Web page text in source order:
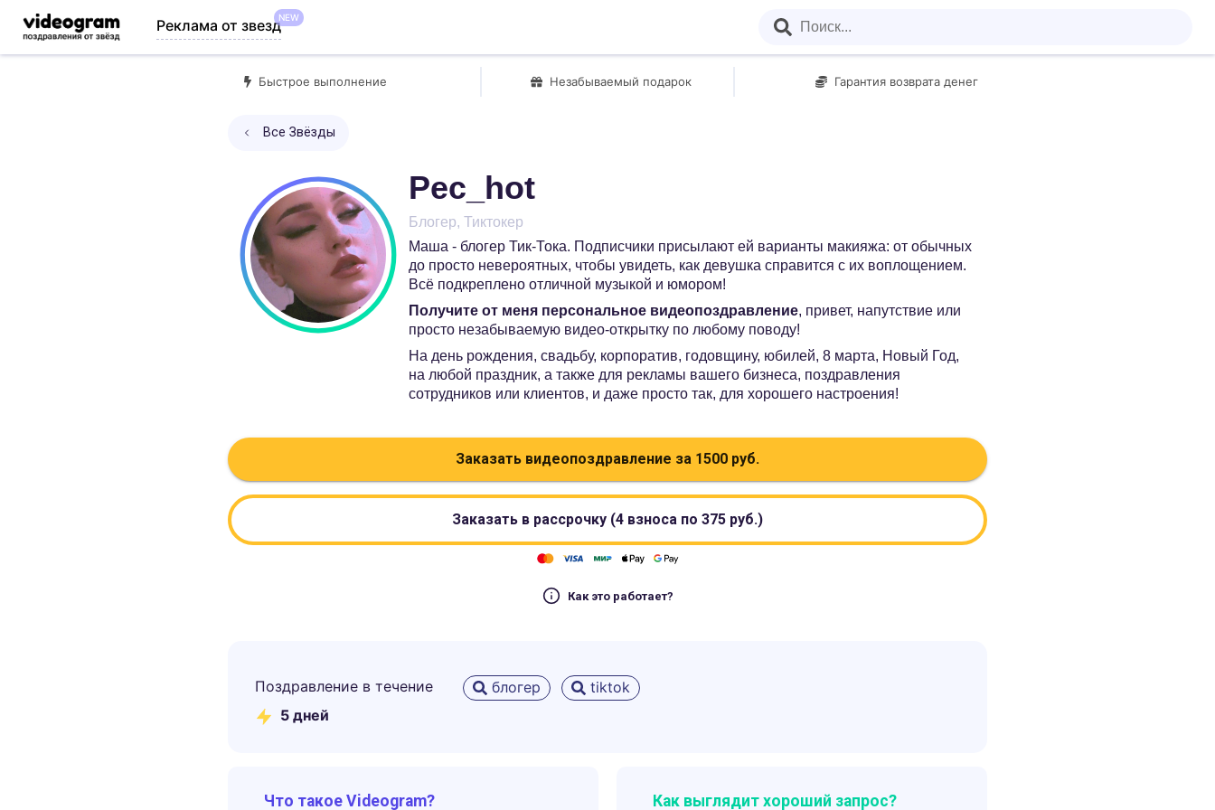
Реклама от звездNEW
Быстрое выполнение Незабываемый подарок Гарантия возврата денег
Все Звёзды
Pec_hot
Блогер, Тиктокер
Маша - блогер Тик-Тока. Подписчики присылают ей варианты макияжа: от обычных
до просто невероятных, чтобы увидеть, как девушка справится с их воплощением.
Всё подкреплено отличной музыкой и юмором!
Получите от меня персональное видеопоздравление, привет, напутствие или
просто незабываемую видео-открытку по любому поводу!
На день рождения, свадьбу, корпоратив, годовщину, юбилей, 8 марта, Новый Год,
на любой праздник, а также для рекламы вашего бизнеса, поздравления
сотрудников или клиентов, и даже просто так, для хорошего настроения!
Заказать видеопоздравление за 1500 руб.
Заказать в рассрочку (4 взноса по 375 руб.)
Как это работает?
Поздравление в течение
5 дней
блогер tiktok
Что такое Videogram? Как выглядит хороший запрос?